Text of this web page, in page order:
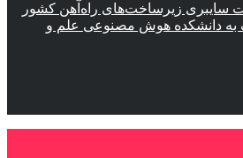
سایبری زیرساخت‌های راه‌آهن کشور
به دانشکده هوش مصنوعی علم و